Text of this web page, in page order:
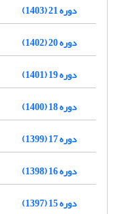
دوره 21 (1403)
دوره 20 (1402)
دوره 19 (1401)
دوره 18 (1400)
دوره 17 (1399)
دوره 16 (1398)
دوره 15 (1397)